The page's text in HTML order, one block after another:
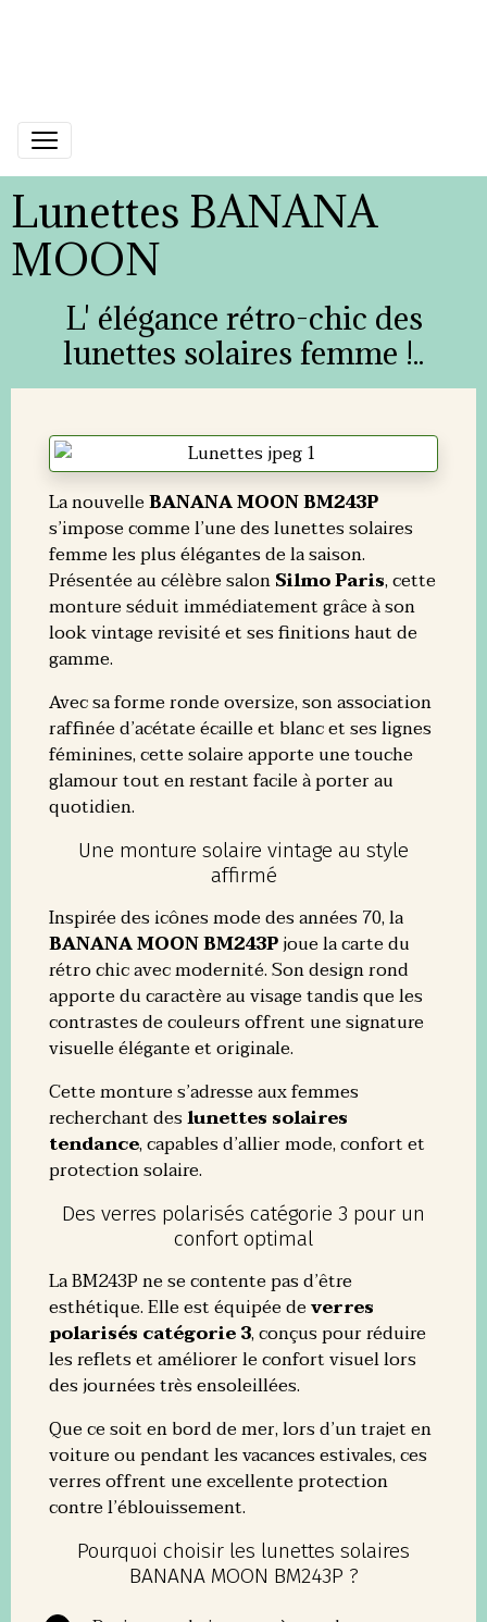
Lunettes BANANA
MOON
L' élégance rétro-chic des
lunettes solaires femme !..
La nouvelleBANANA MOON BM243P
s’impose comme l’une des lunettes solaires
femme les plus élégantes de la saison.
Présentée au célèbre salonSilmo Paris, cette
monture séduit immédiatement grâce à son
look vintage revisité et ses finitions haut de
gamme.
Avec sa forme ronde oversize, son association
raffinée d’acétate écaille et blanc et ses lignes
féminines, cette solaire apporte une touche
glamour tout en restant facile à porter au
quotidien.
Une monture solaire vintage au style
affirmé
Inspirée des icônes mode des années 70, la
BANANA MOON BM243Pjoue la carte du
rétro chic avec modernité. Son design rond
apporte du caractère au visage tandis que les
contrastes de couleurs offrent une signature
visuelle élégante et originale.
Cette monture s’adresse aux femmes
recherchant deslunettes solaires
tendance, capables d’allier mode, confort et
protection solaire.
Des verres polarisés catégorie 3 pour un
confort optimal
La BM243P ne se contente pas d’être
esthétique. Elle est équipée deverres
polarisés catégorie 3, conçus pour réduire
les reflets et améliorer le confort visuel lors
des journées très ensoleillées.
Que ce soit en bord de mer, lors d’un trajet en
voiture ou pendant les vacances estivales, ces
verres offrent une excellente protection
contre l’éblouissement.
Pourquoi choisir les lunettes solaires
BANANA MOON BM243P ?